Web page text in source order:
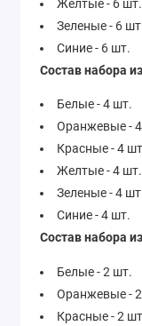
Желтые - 6 шт.
Зеленые - 6
Синие - 6 шт.
Состав набора
Белые - 4 шт.
Оранжевые -
Красные - 4
Желтые - 4 шт.
Зеленые - 4
Синие - 4 шт.
Состав набора
Белые - 2 шт.
Оранжевые -
Красные - 2